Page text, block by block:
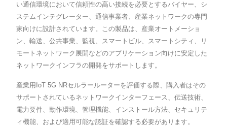
い通信環境において信頼性の高い接続を必要とするバイヤー、シ
ステムインテグレーター、通信事業者、産業ネットワークの専門
家向けに設計されています。この製品は、産業オートメーショ
ン、輸送、公共事業、監視、スマートビル、スマートシティ、リ
モートネットワーク展開などのアプリケーション向けに安定した
ネットワークインフラの開発をサポートします。
産業用IoT 5G NRセルラールーターを評価する際、購入者はその
サポートされているネットワークインターフェース、伝送技術、
電力要件、動作環境、管理機能、インストール方法、セキュリテ
ィ機能、および適用可能な認証を確認する必要があります。